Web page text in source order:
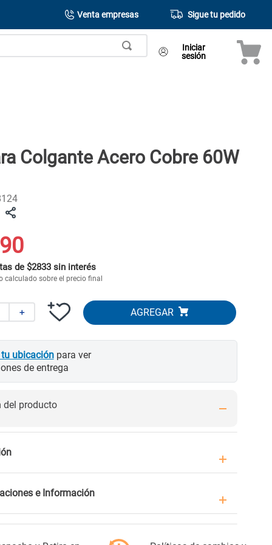
Venta empresas Sigue tu pedido
Iniciar
sesión
Colgante Acero Cobre 60W
de $2833 sin interés
calculado sobre el precio final
＋
ubicaciónpara ver
de entrega
del producto
e Información